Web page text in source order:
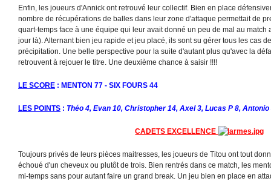
Enfin, les joueurs d'Annick ont retrouvé leur collectif. Bien en place
nombre de récupérations de balles dans leur zone d'attaque permettait de
quart-temps face à une équipe qui leur avait donné un peu de mal au match
jour là). Alternant bien jeu rapide et jeu placé, ils sont su gérer tous les cas
précipitation. Une belle perspective pour la suite d'autant plus qu'avec la
retrouvent à rejouer le titre. Une deuxième chance à saisir !!!!
LE SCORE : MENTON 77 - SIX FOURS 44
LES POINTS : Théo 4, Evan 10, Christopher 14, Axel 3, Lucas P 8,
CADETS EXCELLENCE
Toujours privés de leurs pièces maitresses, les joueurs de Titou ont tout
échoué d'un cheveux ou plutôt de trois. Bien rentrés dans ce match, les
mi-temps sans pour autant faire un grand break. Un jeu bien en place en